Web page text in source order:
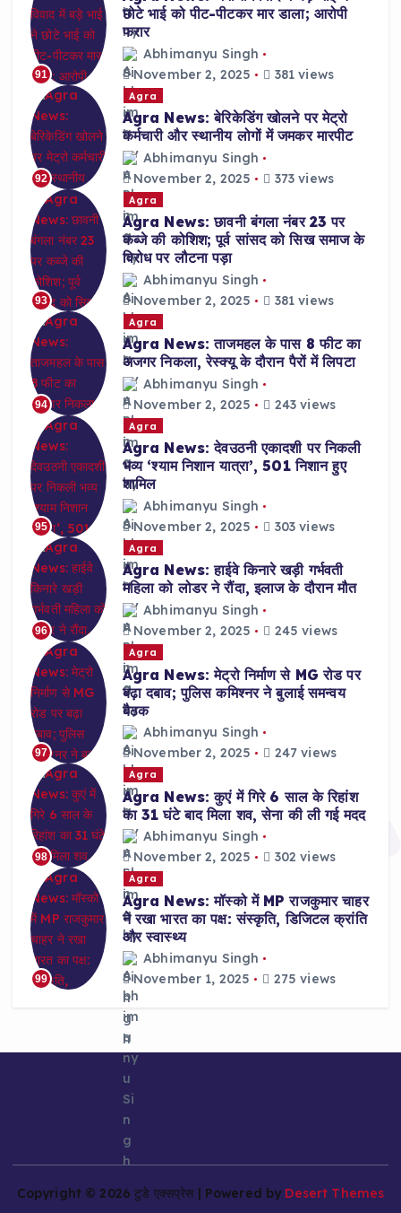
91
छोटे भाई को पीट-पीटकर मार डाला; आरोपी
फरार
Abhimanyu Singh
November 2, 2025
381 views
92
Agra
Agra News: बेरिकेडिंग खोलने पर मेट्रो
कर्मचारी और स्थानीय लोगों में जमकर मारपीट
Abhimanyu Singh
November 2, 2025
373 views
93
Agra
Agra News: छावनी बंगला नंबर 23 पर
कब्जे की कोशिश; पूर्व सांसद को सिख समाज के
विरोध पर लौटना पड़ा
Abhimanyu Singh
November 2, 2025
381 views
94
Agra
Agra News: ताजमहल के पास 8 फीट का
अजगर निकला, रेस्क्यू के दौरान पैरों में लिपटा
Abhimanyu Singh
November 2, 2025
243 views
95
Agra
Agra News: देवउठनी एकादशी पर निकली
भव्य ‘श्याम निशान यात्रा’, 501 निशान हुए
शामिल
Abhimanyu Singh
November 2, 2025
303 views
96
Agra
Agra News: हाईवे किनारे खड़ी गर्भवती
महिला को लोडर ने रौंदा, इलाज के दौरान मौत
Abhimanyu Singh
November 2, 2025
245 views
97
Agra
Agra News: मेट्रो निर्माण से MG रोड पर
बढ़ा दबाव; पुलिस कमिश्नर ने बुलाई समन्वय
बैठक
Abhimanyu Singh
November 2, 2025
247 views
98
Agra
Agra News: कुएं में गिरे 6 साल के रिहांश
का 31 घंटे बाद मिला शव, सेना की ली गई मदद
Abhimanyu Singh
November 2, 2025
302 views
99
Agra
Agra News: मॉस्को में MP राजकुमार चाहर
ने रखा भारत का पक्ष: संस्कृति, डिजिटल क्रांति
और स्वास्थ्य
Abhimanyu Singh
November 1, 2025
275 views
Copyright © 2026 टुडे एक्सप्रेस | Powered by Desert Themes